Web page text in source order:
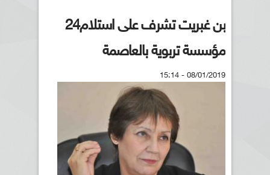
بن غبريت تشرف على استلام24
مؤسسة تربوية بالعاصمة
08/01/2019 - 15:14